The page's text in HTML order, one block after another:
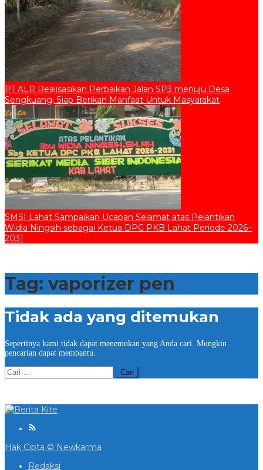
PT ALR Realisasikan Perbaikan Jalan SP3 menuju Desa
Sengkuang, Siap Berikan Manfaat Untuk Masyarakat
SMSI Lahat Sampaikan Ucapan Selamat atas Pelantikan
Widia Ningsih sebagai Ketua DPC PKB Lahat Periode 2026–
2031
Tag: vaporizer pen
Tidak ada yang ditemukan
Sepertinya kami tidak dapat menemukan yang Anda cari. Mungkin
pencarian dapat membantu.
Cari
untuk:
Hak Cipta © Newkarma
Redaksi